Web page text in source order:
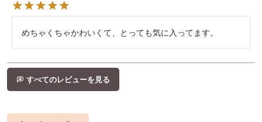
めちゃくちゃかわいくて、とっても気に入ってます。
すべてのレビューを見る